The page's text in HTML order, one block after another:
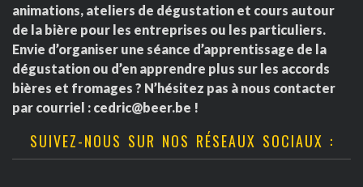
animations, ateliers de dégustation et cours autour
de la bière pour les entreprises ou les particuliers.
Envie d’organiser une séance d’apprentissage de la
dégustation ou d’en apprendre plus sur les accords
bières et fromages ? N’hésitez pas à nous contacter
par courriel : cedric@beer.be !
SUIVEZ-NOUS SUR NOS RÉSEAUX SOCIAUX :